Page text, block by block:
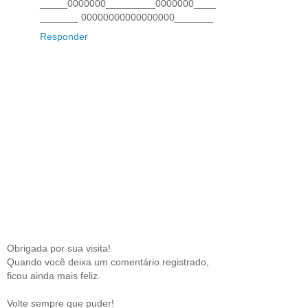
_____0000000_________0000000____
_______ 00000000000000000_______
Responder
Obrigada por sua visita!
Quando você deixa um comentário registrado,
ficou ainda mais feliz.
Volte sempre que puder!